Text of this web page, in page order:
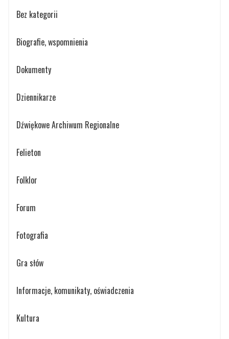
Bez kategorii
Biografie, wspomnienia
Dokumenty
Dziennikarze
Dźwiękowe Archiwum Regionalne
Felieton
Folklor
Forum
Fotografia
Gra słów
Informacje, komunikaty, oświadczenia
Kultura